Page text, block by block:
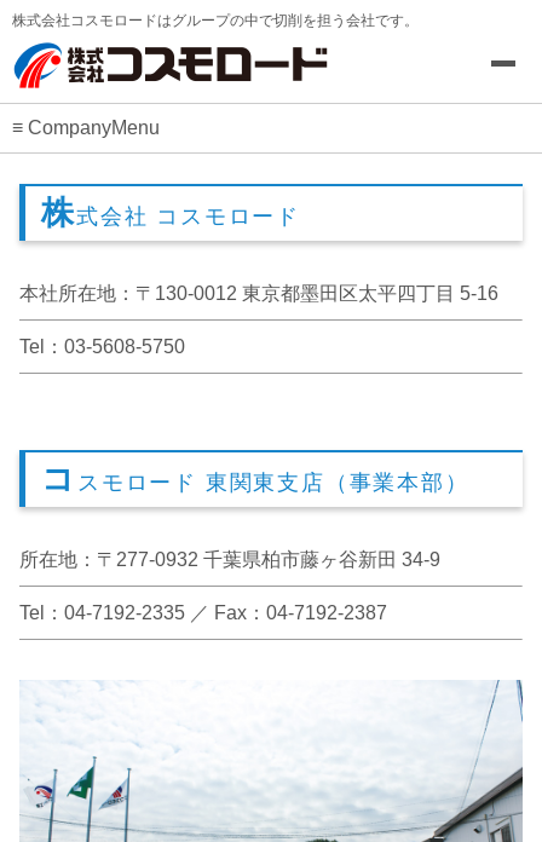
株式会社コスモロードはグループの中で切削を担う会社です。
CompanyMenu
株式会社 コスモロード
本社所在地：〒130-0012 東京都墨田区太平四丁目 5-16
Tel：03-5608-5750
コ スモロード 東関東支店（事業本部）
所在地：〒277-0932 千葉県柏市藤ヶ谷新田 34-9
Tel：04-7192-2335 ／ Fax：04-7192-2387